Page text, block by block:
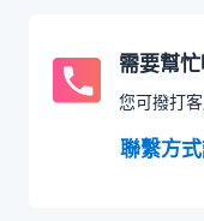
需要幫忙
您可撥打
聯繫方